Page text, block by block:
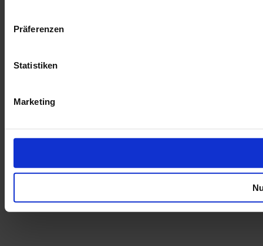
Präferenzen
Statistiken
Marketing